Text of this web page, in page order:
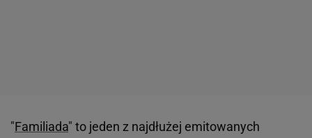
"Familiada" to jeden z najdłużej emitowanych